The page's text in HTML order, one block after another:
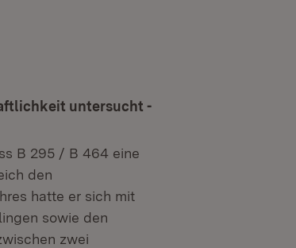
untersucht -
B 295 / B 464 eine
den
hatte er sich mit
sowie den
zwei